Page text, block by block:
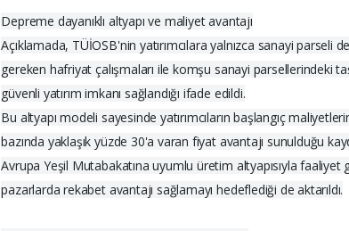
Depreme dayanıklı altyapı ve maliyet avantajı
Açıklamada, TÜİOSB'nin yatırımcılara yalnızca sanayi parseli
gereken hafriyat çalışmaları ile komşu sanayi parsellerindeki
güvenli yatırım imkanı sağlandığı ifade edildi.
Bu altyapı modeli sayesinde yatırımcıların başlangıç
bazında yaklaşık yüzde 30'a varan fiyat avantajı sunulduğu
Avrupa Yeşil Mutabakatına uyumlu üretim altyapısıyla
pazarlarda rekabet avantajı sağlamayı hedeflediği de aktarıldı.